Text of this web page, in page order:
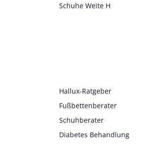
Schuhe Weite H
Hallux-Ratgeber
Fußbettenberater
Schuhberater
Diabetes Behandlung